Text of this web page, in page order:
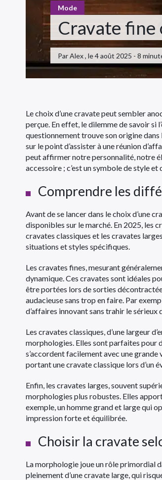
Mode
Cravate fine
Par Alex , le 4 août 2025 - 8
Le choix d’une cravate peut sembler
perçue. En effet, le dilemme de savoir si
questionnement trouve son origine dans
sur le point d’assister à une réunion
peut affirmer notre personnalité, notre
accessoire ; c’est un symbole de style et
Comprendre les
Avant de se lancer dans le choix d’une
disponibles sur le marché. En 2025, les
cravates classiques et les cravates
situations et styles spécifiques.
Les cravates fines, mesurant
dynamique. Ces cravates sont idéales
être portées lors de sorties
audacieuse sans trop en faire. Par
d’affaires innovant sans trahir le sérieux
Les cravates classiques, d’une largeur
morphologies. Elles sont parfaites pour
s’accordent facilement avec une
portant une cravate classique lors d’un
Enfin, les cravates larges, souvent
morphologies plus robustes. Elles
exemple, un homme grand et large qui
impression forte et équilibrée.
Choisir la cravate
La morphologie joue un rôle primordial
pleinement d’une cravate large, qui